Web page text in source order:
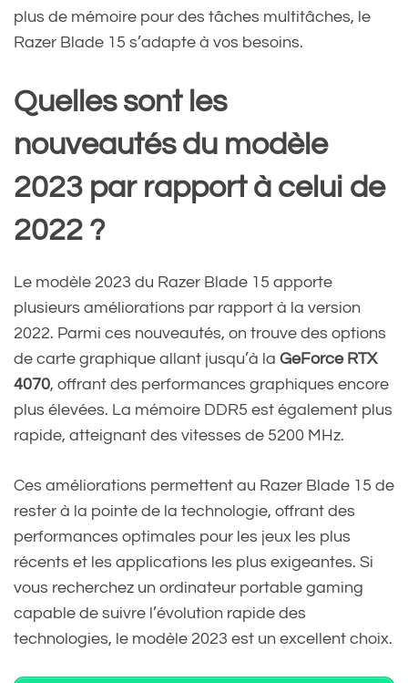
plus de mémoire pour des tâches multitâches, le
Razer Blade 15 s’adapte à vos besoins.
Quelles sont les
nouveautés du modèle
2023 par rapport à celui de
2022 ?
Le modèle 2023 du Razer Blade 15 apporte
plusieurs améliorations par rapport à la version
2022. Parmi ces nouveautés, on trouve des options
de carte graphique allant jusqu’à la GeForce RTX
4070, offrant des performances graphiques encore
plus élevées. La mémoire DDR5 est également plus
rapide, atteignant des vitesses de 5200 MHz.
Ces améliorations permettent au Razer Blade 15 de
rester à la pointe de la technologie, offrant des
performances optimales pour les jeux les plus
récents et les applications les plus exigeantes. Si
vous recherchez un ordinateur portable gaming
capable de suivre l’évolution rapide des
technologies, le modèle 2023 est un excellent choix.